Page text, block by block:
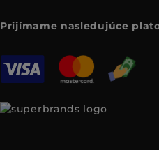
Prijímame nasledujúce